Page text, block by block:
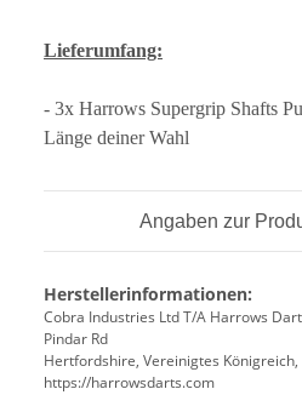
Lieferumfang:
- 3x Harrows Supergrip Shafts
Länge deiner Wahl
Angaben zur
Herstellerinformationen:
Cobra Industries Ltd T/A Harrows
Pindar Rd
Hertfordshire, Vereinigtes Königreich,
https://harrowsdarts.com